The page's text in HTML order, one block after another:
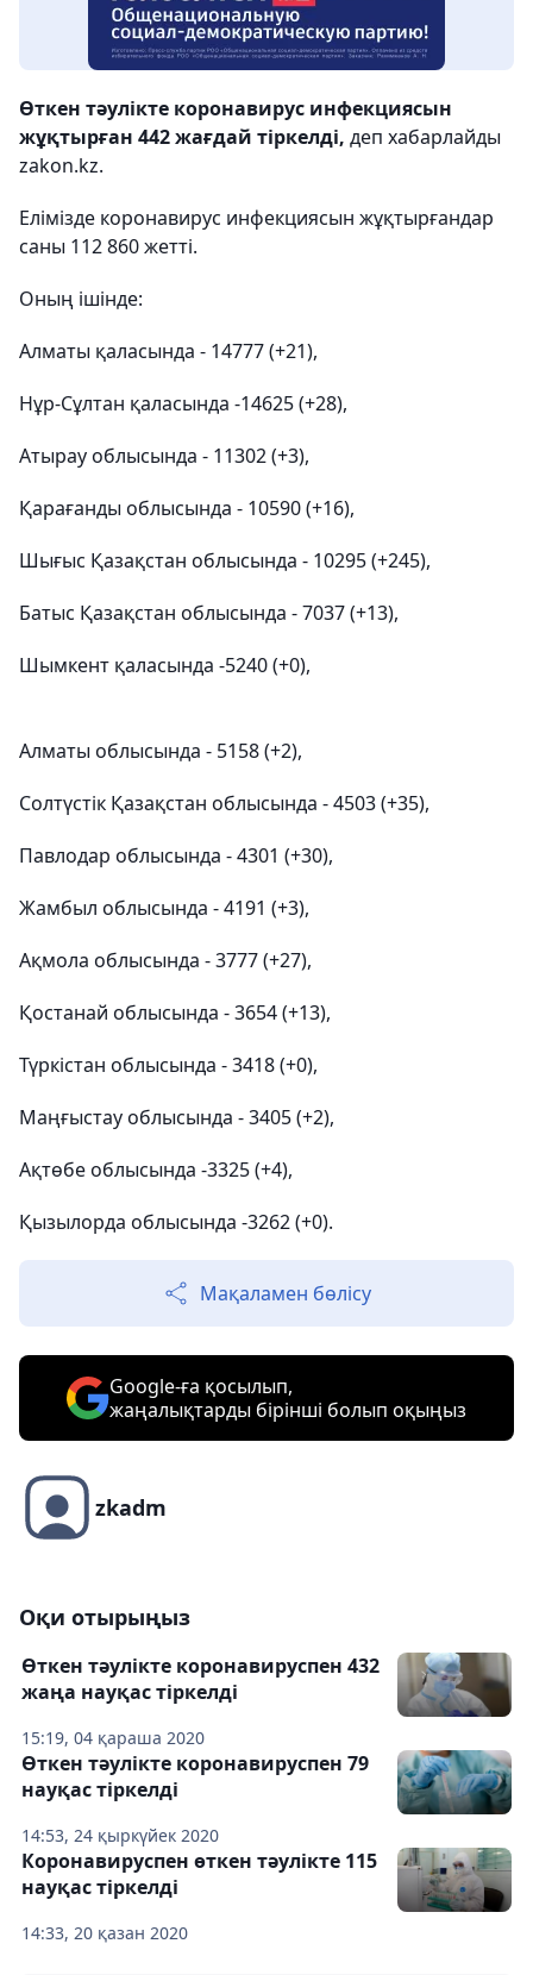
Өткен тәулікте коронавирус инфекциясын
жұқтырған 442 жағдай тіркелді, деп хабарлайды
zakon.kz.
Елімізде коронавирус инфекциясын жұқтырғандар
саны 112 860 жетті.
Оның ішінде:
Алматы қаласында - 14777 (+21),
Нұр-Сұлтан қаласында -14625 (+28),
Атырау облысында - 11302 (+3),
Қарағанды облысында - 10590 (+16),
Шығыс Қазақстан облысында - 10295 (+245),
Батыс Қазақстан облысында - 7037 (+13),
Шымкент қаласында -5240 (+0),
Алматы облысында - 5158 (+2),
Солтүстік Қазақстан облысында - 4503 (+35),
Павлодар облысында - 4301 (+30),
Жамбыл облысында - 4191 (+3),
Ақмола облысында - 3777 (+27),
Қостанай облысында - 3654 (+13),
Түркістан облысында - 3418 (+0),
Маңғыстау облысында - 3405 (+2),
Ақтөбе облысында -3325 (+4),
Қызылорда облысында -3262 (+0).
Мақаламен бөлісу
Google-ға қосылып,
жаңалықтарды бірінші болып оқыңыз
zkadm
Оқи отырыңыз
15:19, 04 қараша 2020
Өткен тәулікте коронавируспен 432
жаңа науқас тіркелді
14:53, 24 қыркүйек 2020
Өткен тәулікте коронавируспен 79
науқас тіркелді
14:33, 20 қазан 2020
Коронавируспен өткен тәулікте 115
науқас тіркелді